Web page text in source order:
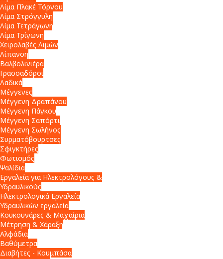
Λίμα Πλακέ Τόρνου
Λίμα Στρόγγυλη
Λίμα Τετράγωνη
Λίμα Τρίγωνη
Χειρολαβές Λιμών
Λίπανση
Βαλβολινιέρα
Γρασσαδόροι
Λαδικά
Μέγγενες
Μέγγενη Δραπάνου
Μέγγενη Πάγκου
Μέγγενη Σαπόρτι
Μέγγενη Σωλήνος
Συρματόβουρτσες
Σφιγκτήρες
Φωτισμός
Ψαλίδια
Εργαλεία για Ηλεκτρολόγους &
Υδραυλικούς
Ηλεκτρολογικά Εργαλεία
Υδραυλικών εργαλεία
Κουκουνάρες & Μαχαίρια
Μέτρηση & Χάραξη
Αλφάδια
Βαθύμετρα
Διαβήτες - Κουμπάσα